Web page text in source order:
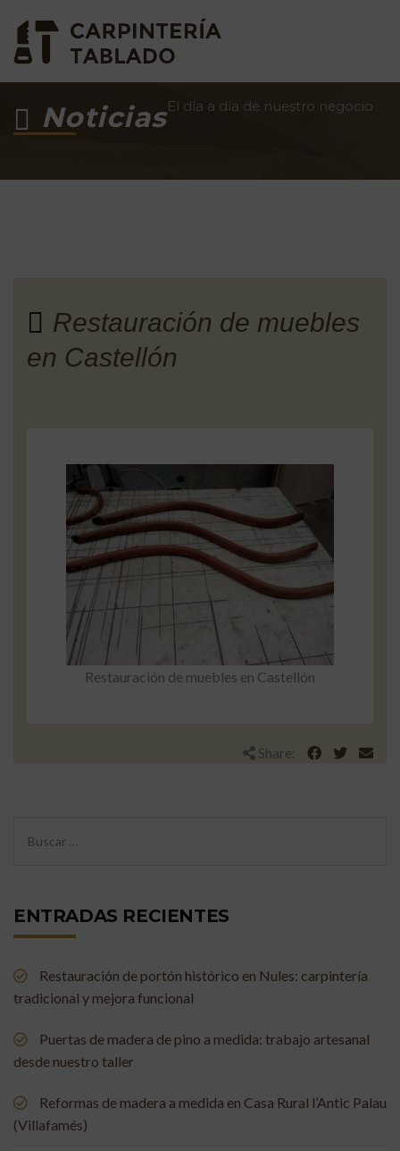
NoticiasEl día a día de nuestro negocio
Restauración de muebles
en Castellón
Restauración de muebles en Castellón
Share:
ENTRADAS RECIENTES
Restauración de portón histórico en Nules: carpintería
tradicional y mejora funcional
Puertas de madera de pino a medida: trabajo artesanal
desde nuestro taller
Reformas de madera a medida en Casa Rural l’Antic Palau
(Villafamés)